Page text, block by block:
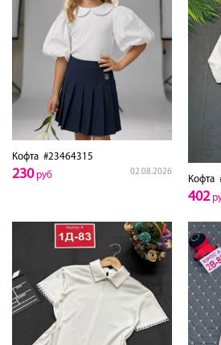
Кофта #23464315
02.08.2026
230руб Кофта
402